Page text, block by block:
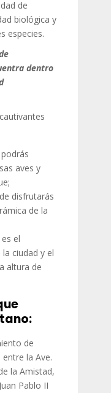
de
biológica y
especies.
dentro
aves y
disfrutarás
de la
el
ciudad y el
altura de
de
la Ave.
la Amistad,
Pablo II